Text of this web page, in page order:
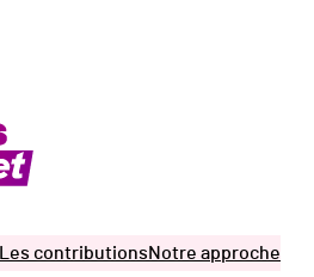
Les contributionsNotre approche